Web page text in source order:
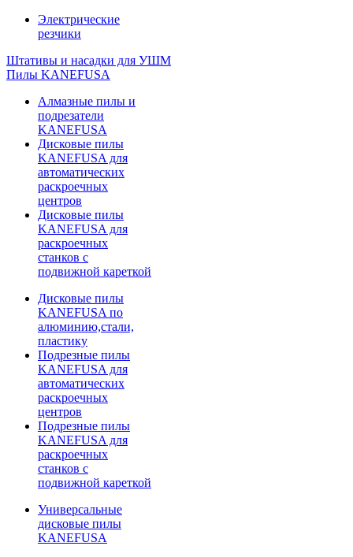
Электрические
резчики
Штативы и насадки для УШМ
Пилы KANEFUSA
Алмазные пилы и
подрезатели
KANEFUSA
Дисковые пилы
KANEFUSA для
автоматических
раскроечных
центров
Дисковые пилы
KANEFUSA для
раскроечных
станков с
подвижной кареткой
Дисковые пилы
KANEFUSA по
алюминию,стали,
пластику
Подрезные пилы
KANEFUSA для
автоматических
раскроечных
центров
Подрезные пилы
KANEFUSA для
раскроечных
станков с
подвижной кареткой
Универсальные
дисковые пилы
KANEFUSA